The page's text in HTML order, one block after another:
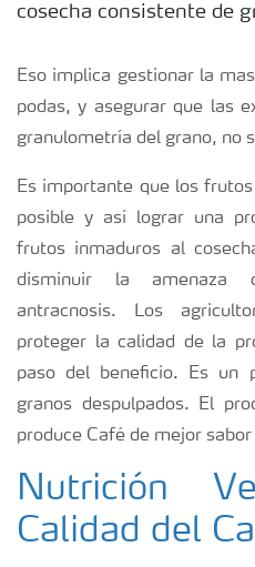
cosecha consistente de
Eso implica gestionar la
podas, y asegurar que las
granulometría del grano, no
Es importante que los
posible y así lograr una
frutos inmaduros al
disminuir la amenaza
antracnosis. Los
proteger la calidad de la
paso del beneficio.
Es un
granos despulpados. El
produce Café de mejor sabor
Nutrición
Calidad del